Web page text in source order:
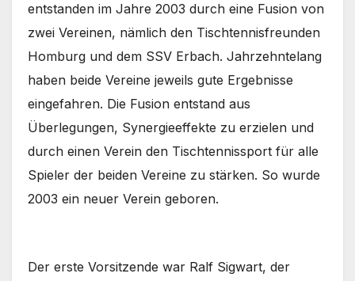
entstanden im Jahre 2003 durch eine Fusion von
zwei Vereinen, nämlich den Tischtennisfreunden
Homburg und dem SSV Erbach. Jahrzehntelang
haben beide Vereine jeweils gute Ergebnisse
eingefahren. Die Fusion entstand aus
Überlegungen, Synergieeffekte zu erzielen und
durch einen Verein den Tischtennissport für alle
Spieler der beiden Vereine zu stärken. So wurde
2003 ein neuer Verein geboren.
Der erste Vorsitzende war Ralf Sigwart, der